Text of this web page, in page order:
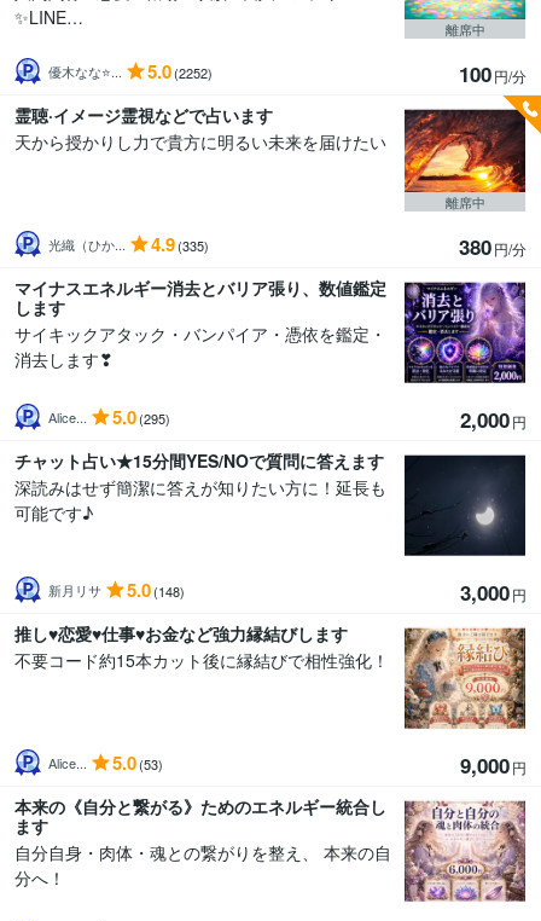
✨LINE…
優木なな⭐... 5.0(2252) 100円/分
離席中
霊聴·イメージ霊視などで占います
天から授かりし力で貴方に明るい未来を届けたい
光織（ひか... 4.9(335) 380円/分
離席中
マイナスエネルギー消去とバリア張り、数値鑑定
します
サイキックアタック・バンパイア・憑依を鑑定・
消去します❣
Alice... 5.0(295) 2,000円
チャット占い★15分間YES/NOで質問に答えます
深読みはせず簡潔に答えが知りたい方に！延長も
可能です♪
新月リサ 5.0(148) 3,000円
推し♥恋愛♥仕事♥お金など強力縁結びします
不要コード約15本カット後に縁結びで相性強化！
Alice... 5.0(53) 9,000円
本来の《自分と繋がる》ためのエネルギー統合し
ます
自分自身・肉体・魂との繋がりを整え、 本来の自
分へ！